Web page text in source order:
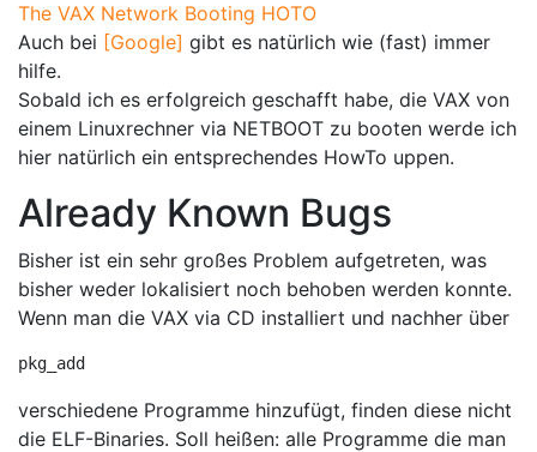
The VAX Network Booting HOTO
Auch bei [Google] gibt es natürlich wie (fast) immer
hilfe.
Sobald ich es erfolgreich geschafft habe, die VAX von
einem Linuxrechner via NETBOOT zu booten werde ich
hier natürlich ein entsprechendes HowTo uppen.
Already Known Bugs
Bisher ist ein sehr großes Problem aufgetreten, was
bisher weder lokalisiert noch behoben werden konnte.
Wenn man die VAX via CD installiert und nachher über
pkg_add
verschiedene Programme hinzufügt, finden diese nicht
die ELF-Binaries. Soll heißen: alle Programme die man